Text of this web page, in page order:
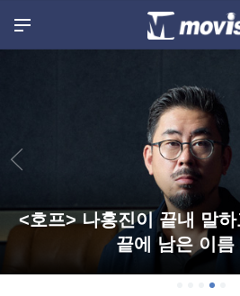
<호프> 나홍진이 끝내 말
끝에 남은 이름